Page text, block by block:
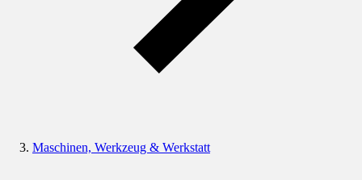
Maschinen, Werkzeug & Werkstatt